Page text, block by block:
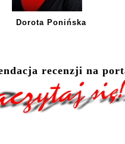
Dorota Ponińska
recenzji na